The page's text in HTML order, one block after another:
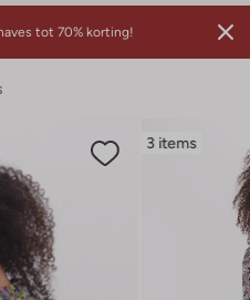
tot 70% korting!
3 items